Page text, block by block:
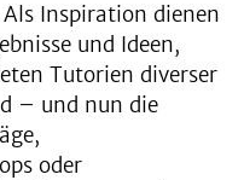
Inspiration dienen
und Ideen,
Tutorien diverser
– und nun die
oder